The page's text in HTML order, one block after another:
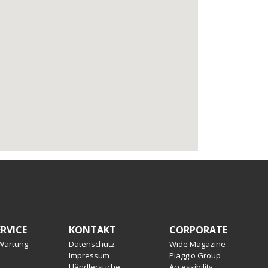
KONTAKT
Datenschutz
Impressum
CORPORATE
Wide Magazine
Piaggio Group